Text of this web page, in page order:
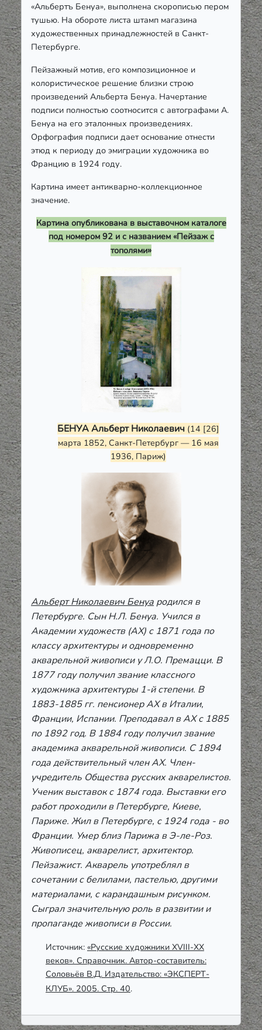
«Альбертъ Бенуа», выполнена скорописью пером
тушью. На обороте листа штамп магазина
художественных принадлежностей в Санкт-
Петербурге.
Пейзажный мотив, его композиционное и
колористическое решение близки строю
произведений Альберта Бенуа. Начертание
подписи полностью соотносится с автографами А.
Бенуа на его эталонных произведениях.
Орфография подписи дает основание отнести
этюд к периоду до эмиграции художника во
Францию в 1924 году.
Картина имеет антикварно-коллекционное
значение.
Картина опубликована в выставочном каталоге
под номером 92 и с названием «Пейзаж с
тополями»
БЕНУА Альберт Николаевич (14 [26]
марта 1852, Санкт-Петербург — 16 мая
1936, Париж)
Альберт Николаевич Бенуа родился в
Петербурге. Сын Н.Л. Бенуа. Учился в
Академии художеств (АХ) с 1871 года по
классу архитектуры и одновременно
акварельной живописи у Л.О. Премацци. В
1877 году получил звание классного
художника архитектуры 1-й степени. В
1883-1885 гг. пенсионер АХ в Италии,
Франции, Испании. Преподавал в АХ с 1885
по 1892 год. В 1884 году получил звание
академика акварельной живописи. С 1894
года действительный член АХ. Член-
учредитель Общества русских акварелистов.
Ученик выставок с 1874 года. Выставки его
работ проходили в Петербурге, Киеве,
Париже. Жил в Петербурге, с 1924 года - во
Франции. Умер близ Парижа в Э-ле-Роз.
Живописец, акварелист, архитектор.
Пейзажист. Акварель употреблял в
сочетании с белилами, пастелью, другими
материалами, с карандашным рисунком.
Сыграл значительную роль в развитии и
пропаганде живописи в России.
Источник: «Русские художники XVIII-ХХ
веков». Справочник. Автор-составитель:
Соловьёв В.Д. Издательство: «ЭКСПЕРТ-
КЛУБ». 2005. Стр. 40.